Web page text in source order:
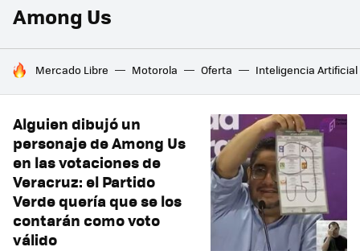
Among Us
HOY SE HABLA DE
Mercado Libre Motorola Oferta Inteligencia Artificial
Alguien dibujó un
personaje de Among Us
en las votaciones de
Veracruz: el Partido
Verde quería que se los
contarán como voto
válido